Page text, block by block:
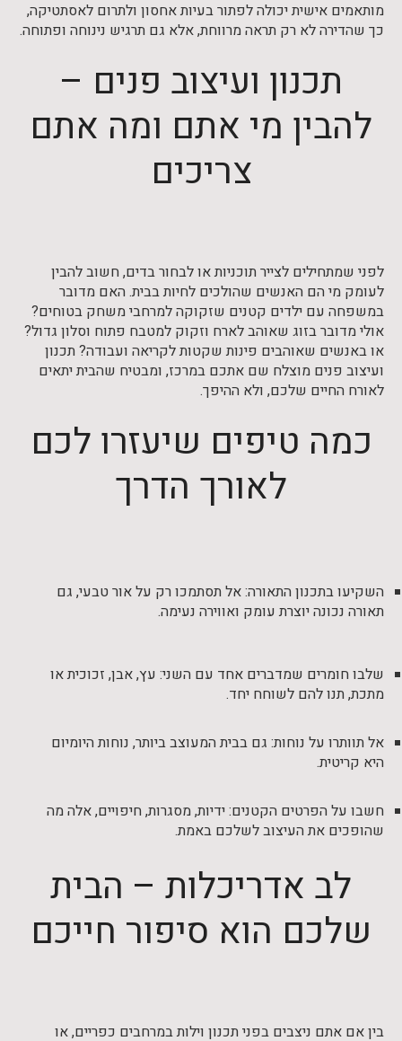
מותאמים אישית יכולה לפתור בעיות אחסון ולתרום לאסתטיקה,
כך שהדירה לא רק תראה מרווחת, אלא גם תרגיש נינוחה ופתוחה.
תכנון ועיצוב פנים –
להבין מי אתם ומה אתם
צריכים
לפני שמתחילים לצייר תוכניות או לבחור בדים, חשוב להבין
לעומק מי הם האנשים שהולכים לחיות בבית. האם מדובר
במשפחה עם ילדים קטנים שזקוקה למרחבי משחק בטוחים?
אולי מדובר בזוג שאוהב לארח וזקוק למטבח פתוח וסלון גדול?
או באנשים שאוהבים פינות שקטות לקריאה ועבודה? תכנון
ועיצוב פנים מוצלח שם אתכם במרכז, ומבטיח שהבית יתאים
לאורח החיים שלכם, ולא ההיפך.
כמה טיפים שיעזרו לכם
לאורך הדרך
השקיעו בתכנון התאורה: אל תסתמכו רק על אור טבעי, גם
תאורה נכונה יוצרת עומק ואווירה נעימה.
שלבו חומרים שמדברים אחד עם השני: עץ, אבן, זכוכית או
מתכת, תנו להם לשוחח יחד.
אל תוותרו על נוחות: גם בבית המעוצב ביותר, נוחות היומיום
היא קריטית.
חשבו על הפרטים הקטנים: ידיות, מסגרות, חיפויים, אלה מה
שהופכים את העיצוב לשלכם באמת.
לב אדריכלות – הבית
שלכם הוא סיפור חייכם
בין אם אתם ניצבים בפני תכנון וילות במרחבים כפריים, או